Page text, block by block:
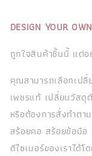
DESIGN YOUR
ถูกใจสินค้าชิ้นนี้ แต่อ
คุณสามารถเลือกเป
เพชรแท้ เปลี่ยนวัสดุ
หรือต้องการสั่งทำต
สร้อยคอ สร้อยข้อมื
ดีไซเนอร์ของเราได้